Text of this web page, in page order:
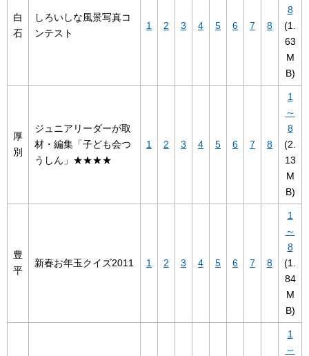
白
石
しろいしな風景写真コ
ンテスト
1 2 3 4 5 6 7 8
8
(1.
63
M
B)
厚
別
ジュニアリーダーが取
材・編集「子ども会つ
うしん」★★★★
1 2 3 4 5 6 7 8
1
～
8
(2.
13
M
B)
豊
平
新春お年玉クイズ2011 1 2 3 4 5 6 7 8
1
～
8
(1.
84
M
B)
1
～